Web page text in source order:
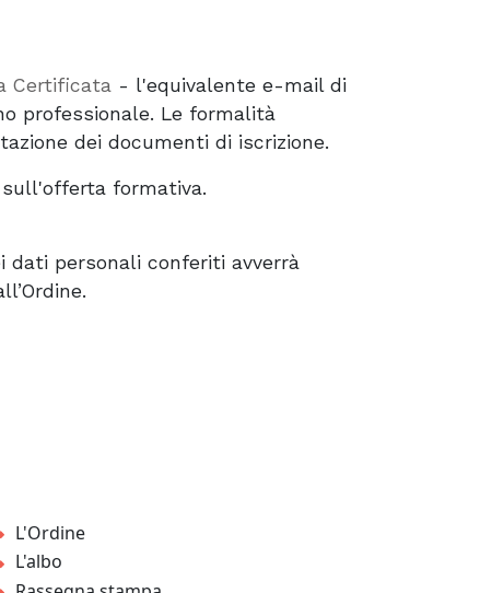
Certificata - l'equivalente e-mail di
professionale. Le formalità
dei documenti di iscrizione.
formativa.
dati personali conferiti avverrà
L'Ordine
L'albo